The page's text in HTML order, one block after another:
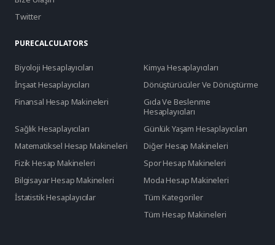
Twitter
PURECALCULATORS
Biyoloji Hesaplayıcıları
Kimya Hesaplayıcıları
İnşaat Hesaplayıcıları
Dönüştürücüler Ve Dönüştürme
Finansal Hesap Makineleri
Gıda Ve Beslenme
Hesaplayıcıları
Sağlık Hesaplayıcıları
Günlük Yaşam Hesaplayıcıları
Matematiksel Hesap Makineleri
Diğer Hesap Makineleri
Fizik Hesap Makineleri
Spor Hesap Makineleri
Bilgisayar Hesap Makineleri
Moda Hesap Makineleri
İstatistik Hesaplayıcılar
Tüm Kategoriler
Tüm Hesap Makineleri